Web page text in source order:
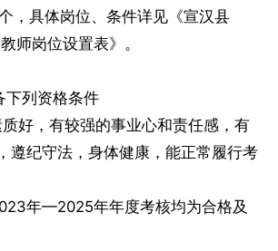
，具体岗位、条件详见《宣汉县
师岗位设置表》。
下列资格条件
质好，有较强的事业心和责任感，有
遵纪守法，身体健康，能正常履行考
年—2025年年度考核均为合格及